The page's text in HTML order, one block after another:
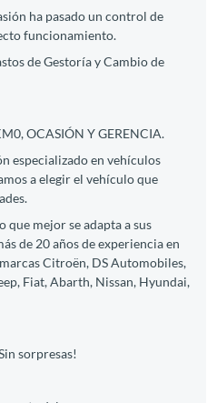
ha pasado un control de
funcionamiento.
de Gestoría y Cambio de
OCASIÓN Y GERENCIA.
especializado en vehículos
a elegir el vehículo que
que mejor se adapta a sus
de 20 años de experiencia en
Citroën, DS Automobiles,
Fiat, Abarth, Nissan, Hyundai,
sorpresas!